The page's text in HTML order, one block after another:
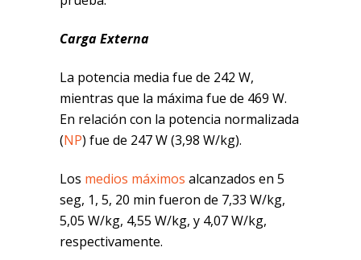
Carga Externa
La potencia media fue de 242 W,
mientras que la máxima fue de 469 W.
En relación con la potencia normalizada
(NP) fue de 247 W (3,98 W/kg).
Los medios máximos alcanzados en 5
seg, 1, 5, 20 min fueron de 7,33 W/kg,
5,05 W/kg, 4,55 W/kg, y 4,07 W/kg,
respectivamente.